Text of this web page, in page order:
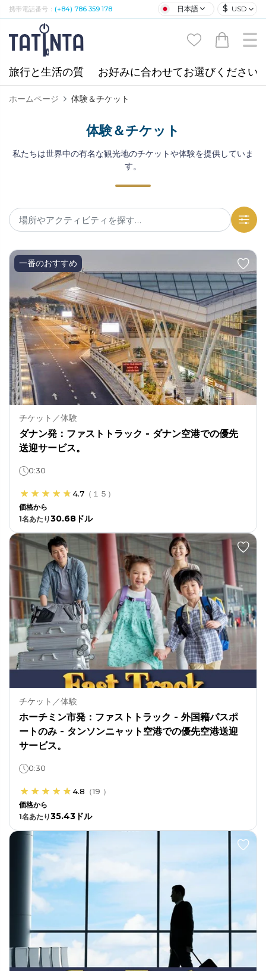
携帯電話番号： (+84) 786 359 178 日本語 $ USD
旅行と生活の質 お好みに合わせてお選びください
ホームページ 体験＆チケット
体験＆チケット
私たちは世界中の有名な観光地のチケットや体験を提供していま
す。
一番のおすすめ
チケット／体験
ダナン発：ファストトラック - ダナン空港での優先
送迎サービス。
0:30
4.7 （ １５ ）
価格から
1名あたり30.68ドル
チケット／体験
ホーチミン市発：ファストトラック - 外国籍パスポ
ートのみ - タンソンニャット空港での優先空港送迎
サービス。
0:30
4.8 （19 ）
価格から
1名あたり35.43ドル